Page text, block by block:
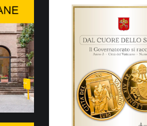
ARTIFICIALE NON
PURAMENTE TECNICA
del WSIS Forum 2026, organizzato
delle Telecomunicazioni (ITU), è
conversazione ad alto liv…